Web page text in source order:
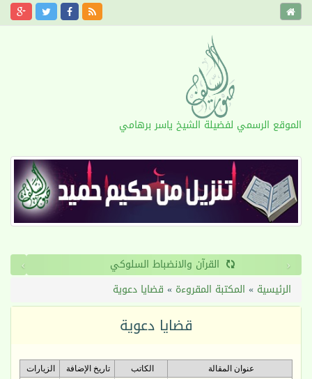
الموقع الرسمي لفضيلة الشيخ ياسر برهامي
القرآن والانضباط السلوكي ‹
›
الرئيسية » المكتبة المقروءة » قضايا دعوية
قضايا دعوية
عنوان المقالة الكاتب تاريخ الإضافة الزيارات